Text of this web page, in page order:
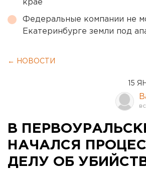
крае
Федеральные компании не
Екатеринбурге земли под
← НОВОСТИ
15
В
НАЧАЛСЯ
ДЕЛУ ОБ